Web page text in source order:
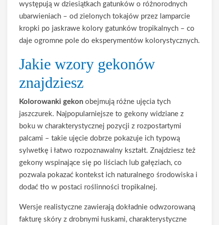
występują w dziesiątkach gatunków o różnorodnych
ubarwieniach – od zielonych tokajów przez lamparcie
kropki po jaskrawe kolory gatunków tropikalnych – co
daje ogromne pole do eksperymentów kolorystycznych.
Jakie wzory gekonów
znajdziesz
Kolorowanki gekon obejmują różne ujęcia tych
jaszczurek. Najpopularniejsze to gekony widziane z
boku w charakterystycznej pozycji z rozpostartymi
palcami – takie ujęcie dobrze pokazuje ich typową
sylwetkę i łatwo rozpoznawalny kształt. Znajdziesz też
gekony wspinające się po liściach lub gałęziach, co
pozwala pokazać kontekst ich naturalnego środowiska i
dodać tło w postaci roślinności tropikalnej.
Wersje realistyczne zawierają dokładnie odwzorowaną
fakturę skóry z drobnymi łuskami, charakterystyczne